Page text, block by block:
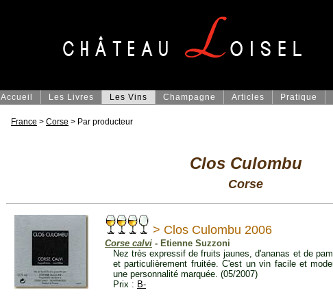
Accueil Les Livres Les Vins Champagne Articles Pratique
France > Corse > Par producteur
Clos Culombu
Corse
> Clos Culombu 2006
Corse calvi - Etienne Suzzoni
Nez très expressif de fruits jaunes, d'ananas et de
et particulièrement fruitée. C'est un vin facile et
une personnalité marquée. (05/2007)
Prix : B-